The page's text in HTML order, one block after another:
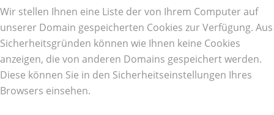
Wir stellen Ihnen eine Liste der von Ihrem Computer auf
unserer Domain gespeicherten Cookies zur Verfügung. Aus
Sicherheitsgründen können wie Ihnen keine Cookies
anzeigen, die von anderen Domains gespeichert werden.
Diese können Sie in den Sicherheitseinstellungen Ihres
Browsers einsehen.